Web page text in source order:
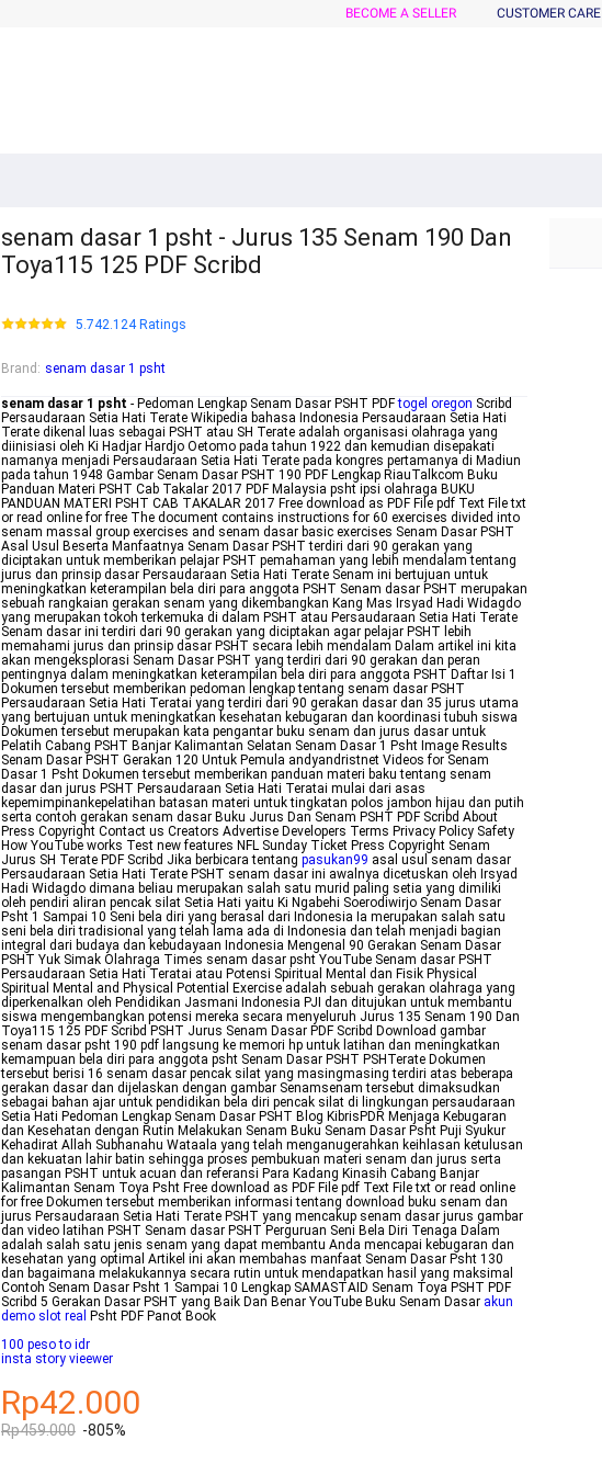
BECOME A SELLER CUSTOMER CARE
senam dasar 1 psht - Jurus 135 Senam 190 Dan
Toya115 125 PDF Scribd
5.742.124 Ratings
Brand : senam dasar 1 psht
senam dasar 1 psht - Pedoman Lengkap Senam Dasar PSHT PDFtogel oregon Scribd
Persaudaraan Setia Hati Terate Wikipedia bahasa Indonesia Persaudaraan Setia Hati
Terate dikenal luas sebagai PSHT atau SH Terate adalah organisasi olahraga yang
diinisiasi oleh Ki Hadjar Hardjo Oetomo pada tahun 1922 dan kemudian disepakati
namanya menjadi Persaudaraan Setia Hati Terate pada kongres pertamanya di Madiun
pada tahun 1948 Gambar Senam Dasar PSHT 190 PDF Lengkap RiauTalkcom Buku
Panduan Materi PSHT Cab Takalar 2017 PDF Malaysia psht ipsi olahraga BUKU
PANDUAN MATERI PSHT CAB TAKALAR 2017 Free download as PDF File pdf Text File txt
or read online for free The document contains instructions for 60 exercises divided into
senam massal group exercises and senam dasar basic exercises Senam Dasar PSHT
Asal Usul Beserta Manfaatnya Senam Dasar PSHT terdiri dari 90 gerakan yang
diciptakan untuk memberikan pelajar PSHT pemahaman yang lebih mendalam tentang
jurus dan prinsip dasar Persaudaraan Setia Hati Terate Senam ini bertujuan untuk
meningkatkan keterampilan bela diri para anggota PSHT Senam dasar PSHT merupakan
sebuah rangkaian gerakan senam yang dikembangkan Kang Mas Irsyad Hadi Widagdo
yang merupakan tokoh terkemuka di dalam PSHT atau Persaudaraan Setia Hati Terate
Senam dasar ini terdiri dari 90 gerakan yang diciptakan agar pelajar PSHT lebih
memahami jurus dan prinsip dasar PSHT secara lebih mendalam Dalam artikel ini kita
akan mengeksplorasi Senam Dasar PSHT yang terdiri dari 90 gerakan dan peran
pentingnya dalam meningkatkan keterampilan bela diri para anggota PSHT Daftar Isi 1
Dokumen tersebut memberikan pedoman lengkap tentang senam dasar PSHT
Persaudaraan Setia Hati Teratai yang terdiri dari 90 gerakan dasar dan 35 jurus utama
yang bertujuan untuk meningkatkan kesehatan kebugaran dan koordinasi tubuh siswa
Dokumen tersebut merupakan kata pengantar buku senam dan jurus dasar untuk
Pelatih Cabang PSHT Banjar Kalimantan Selatan Senam Dasar 1 Psht Image Results
Senam Dasar PSHT Gerakan 120 Untuk Pemula andyandristnet Videos for Senam
Dasar 1 Psht Dokumen tersebut memberikan panduan materi baku tentang senam
dasar dan jurus PSHT Persaudaraan Setia Hati Teratai mulai dari asas
kepemimpinankepelatihan batasan materi untuk tingkatan polos jambon hijau dan putih
serta contoh gerakan senam dasar Buku Jurus Dan Senam PSHT PDF Scribd About
Press Copyright Contact us Creators Advertise Developers Terms Privacy Policy Safety
How YouTube works Test new features NFL Sunday Ticket Press Copyright Senam
Jurus SH Terate PDF Scribd Jika berbicara tentang pasukan99 asal usul senam dasar
Persaudaraan Setia Hati Terate PSHT senam dasar ini awalnya dicetuskan oleh Irsyad
Hadi Widagdo dimana beliau merupakan salah satu murid paling setia yang dimiliki
oleh pendiri aliran pencak silat Setia Hati yaitu Ki Ngabehi Soerodiwirjo Senam Dasar
Psht 1 Sampai 10 Seni bela diri yang berasal dari Indonesia Ia merupakan salah satu
seni bela diri tradisional yang telah lama ada di Indonesia dan telah menjadi bagian
integral dari budaya dan kebudayaan Indonesia Mengenal 90 Gerakan Senam Dasar
PSHT Yuk Simak Olahraga Times senam dasar psht YouTube Senam dasar PSHT
Persaudaraan Setia Hati Teratai atau Potensi Spiritual Mental dan Fisik Physical
Spiritual Mental and Physical Potential Exercise adalah sebuah gerakan olahraga yang
diperkenalkan oleh Pendidikan Jasmani Indonesia PJI dan ditujukan untuk membantu
siswa mengembangkan potensi mereka secara menyeluruh Jurus 135 Senam 190 Dan
Toya115 125 PDF Scribd PSHT Jurus Senam Dasar PDF Scribd Download gambar
senam dasar psht 190 pdf langsung ke memori hp untuk latihan dan meningkatkan
kemampuan bela diri para anggota psht Senam Dasar PSHT PSHTerate Dokumen
tersebut berisi 16 senam dasar pencak silat yang masingmasing terdiri atas beberapa
gerakan dasar dan dijelaskan dengan gambar Senamsenam tersebut dimaksudkan
sebagai bahan ajar untuk pendidikan bela diri pencak silat di lingkungan persaudaraan
Setia Hati Pedoman Lengkap Senam Dasar PSHT Blog KibrisPDR Menjaga Kebugaran
dan Kesehatan dengan Rutin Melakukan Senam Buku Senam Dasar Psht Puji Syukur
Kehadirat Allah Subhanahu Wataala yang telah menganugerahkan keihlasan ketulusan
dan kekuatan lahir batin sehingga proses pembukuan materi senam dan jurus serta
pasangan PSHT untuk acuan dan referansi Para Kadang Kinasih Cabang Banjar
Kalimantan Senam Toya Psht Free download as PDF File pdf Text File txt or read online
for free Dokumen tersebut memberikan informasi tentang download buku senam dan
jurus Persaudaraan Setia Hati Terate PSHT yang mencakup senam dasar jurus gambar
dan video latihan PSHT Senam dasar PSHT Perguruan Seni Bela Diri Tenaga Dalam
adalah salah satu jenis senam yang dapat membantu Anda mencapai kebugaran dan
kesehatan yang optimal Artikel ini akan membahas manfaat Senam Dasar Psht 130
dan bagaimana melakukannya secara rutin untuk mendapatkan hasil yang maksimal
Contoh Senam Dasar Psht 1 Sampai 10 Lengkap SAMASTAID Senam Toya PSHT PDF
Scribd 5 Gerakan Dasar PSHT yang Baik Dan Benar YouTube Buku Senam Dasar akun
demo slot real
Psht PDF Panot Book
100 peso to idr
insta story vieewer
Rp42.000
Rp459.000 -805%